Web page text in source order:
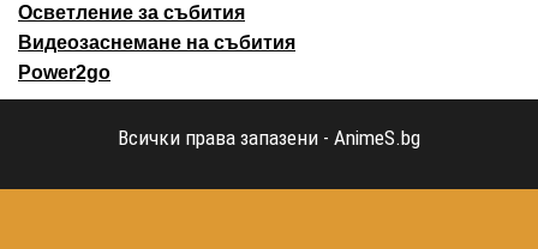
Осветление за събития
Видеозаснемане на събития
Power2go
Всички права запазени - AnimeS.bg